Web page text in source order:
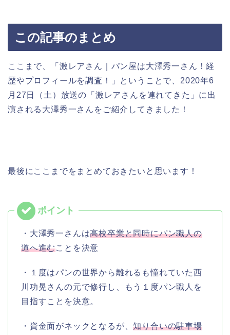
この記事のまとめ
ここまで、「激レアさん｜パン屋は大澤秀一さん！経
歴やプロフィールを調査！」ということで、2020年6
月27日（土）放送の「激レアさんを連れてきた」に出
演される大澤秀一さんをご紹介してきました！
最後にここまでをまとめておきたいと思います！
・大澤秀一さんは高校卒業と同時にパン職人の
道へ進むことを決意
・１度はパンの世界から離れるも憧れていた西
川功晃さんの元で修行し、もう１度パン職人を
目指すことを決意。
・資金面がネックとなるが、知り合いの駐車場